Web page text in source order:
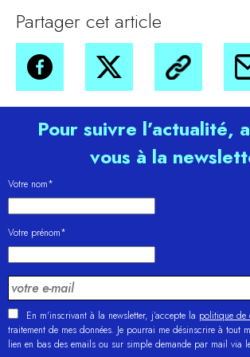
Partager cet article
Pour suivre l’actualité,
vous à la
Votre nom*
Votre prénom*
En m'inscrivant à la newsletter, j’accepte la politique de
traitement de mes données. Je pourrai me désinscrire à tout
lien en bas des emails ou sur simple demande par mail via